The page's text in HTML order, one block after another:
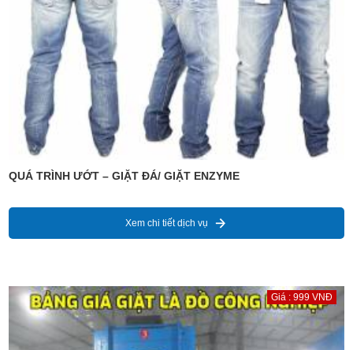
QUÁ TRÌNH ƯỚT – GIẶT ĐÁ/ GIẶT ENZYME
Xem chi tiết dịch vụ
Giá : 999 VNĐ